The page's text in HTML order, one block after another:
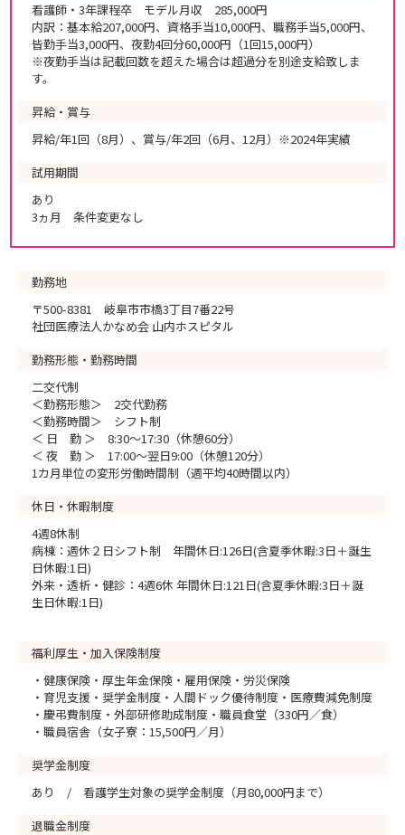
看護師・3年課程卒 モデル月収 285,000円
内訳：基本給207,000円、資格手当10,000円、職務手当5,000円、
皆勤手当3,000円、夜勤4回分60,000円（1回15,000円）
※夜勤手当は記載回数を超えた場合は超過分を別途支給致しま
す。
昇給・賞与
昇給/年1回（8月）、賞与/年2回（6月、12月）※2024年実績
試用期間
あり
3ヵ月 条件変更なし
勤務地
〒500-8381 岐阜市市橋3丁目7番22号
社団医療法人かなめ会 山内ホスピタル
勤務形態・勤務時間
二交代制
＜勤務形態＞ 2交代勤務
＜勤務時間＞ シフト制
＜ 日 勤 ＞ 8:30～17:30（休憩60分）
＜ 夜 勤 ＞ 17:00～翌日9:00（休憩120分）
1カ月単位の変形労働時間制（週平均40時間以内）
休日・休暇制度
4週8休制
病棟：週休２日シフト制 年間休日:126日(含夏季休暇:3日＋誕生
日休暇:1日)
外来・透析・健診：4週6休 年間休日:121日(含夏季休暇:3日＋誕
生日休暇:1日)
福利厚生・加入保険制度
・健康保険・厚生年金保険・雇用保険・労災保険
・育児支援・奨学金制度・人間ドック優待制度・医療費減免制度
・慶弔費制度・外部研修助成制度・職員食堂（330円／食）
・職員宿舎（女子寮：15,500円／月）
奨学金制度
あり / 看護学生対象の奨学金制度（月80,000円まで）
退職金制度